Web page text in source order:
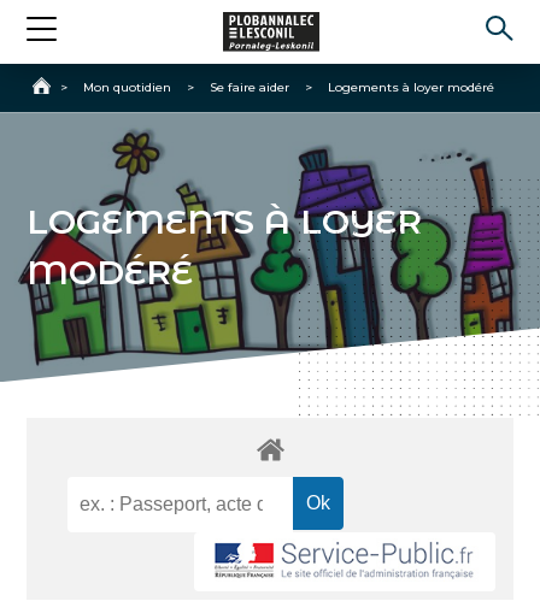
Accueil
> Mon quotidien > Se faire aider > Logements à loyer modéré
LOGEMENTS À LOYER
MODÉRÉ